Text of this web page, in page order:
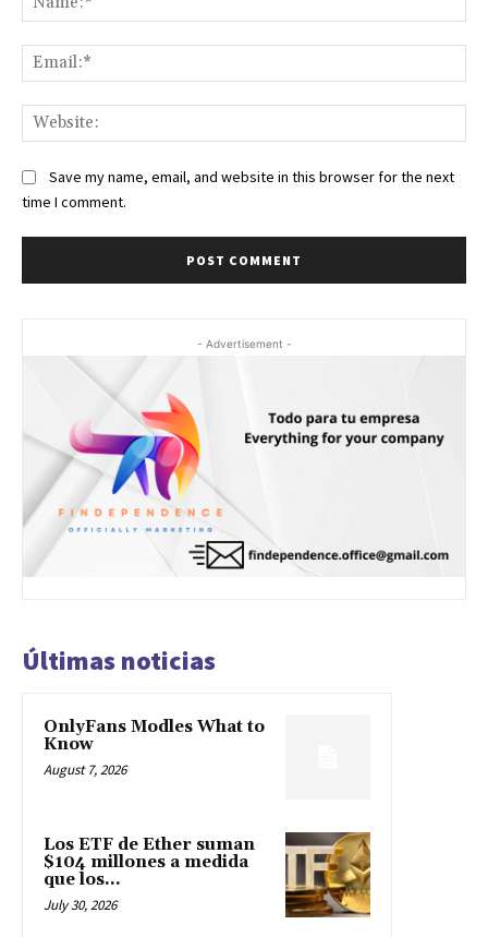
Save my name, email, and website in this browser for the next
time I comment.
- Advertisement -
Últimas noticias
OnlyFans Modles What to
Know
August 7, 2026
Los ETF de Ether suman
$104 millones a medida
que los...
July 30, 2026